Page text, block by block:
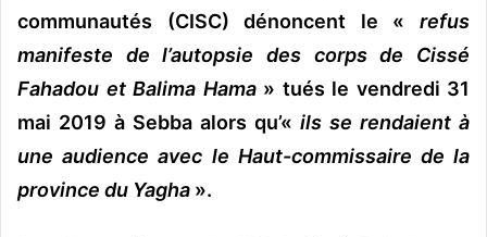
communautés (CISC) dénoncent le « refus
manifeste de l’autopsie des corps de Cissé
Fahadou et Balima Hama» tués le vendredi 31
mai 2019 à Sebba alors qu’« ils se rendaient à
une audience avec le Haut-commissaire de la
province du Yagha ».